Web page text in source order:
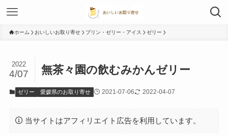
ホーム おいしいお取り寄せ プリン・ゼリー・アイス ゼリー
無茶々園の飲むみかんゼリー
2022
4/07
ゼリー 愛媛県のお取り寄せ 2021-07-06 2022-04-07
当サイトはアフィリエイト広告を利用しています。